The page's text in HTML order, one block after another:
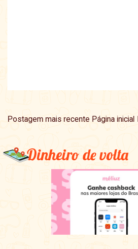
Postagem mais recente Página inicial
Dinheiro de volta